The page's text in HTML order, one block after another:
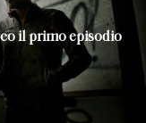
il primo episodio